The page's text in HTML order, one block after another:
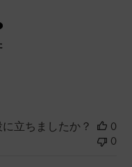
立ちましたか？
0
0